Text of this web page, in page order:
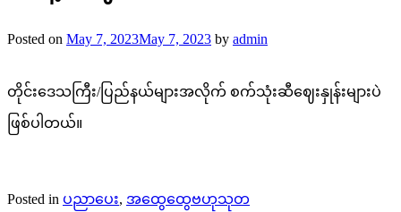
Posted on May 7, 2023May 7, 2023 by admin
တိုင်းဒေသကြီး/ပြည်နယ်များအလိုက် စက်သုံးဆီဈေးနှုန်းများပဲ
ဖြစ်ပါတယ်။
Posted in ပညာပေး, အထွေထွေဗဟုသုတ